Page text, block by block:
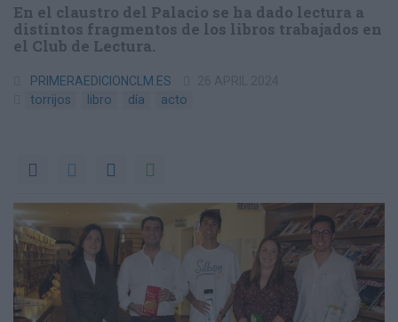
En el claustro del Palacio se ha dado lectura a
distintos fragmentos de los libros trabajados en
el Club de Lectura.
PRIMERAEDICIONCLM.ES
torrijos
libro día acto